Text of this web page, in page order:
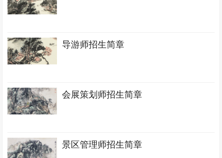
导游师招生简章
会展策划师招生简章
景区管理师招生简章